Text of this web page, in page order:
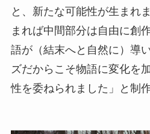
と、新たな可能性が生まれ
まれば中間部分は自由に創
語が（結末へと自然に）導
ズだからこそ物語に変化を
性を委ねられました」と制